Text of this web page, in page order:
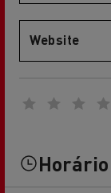
Website